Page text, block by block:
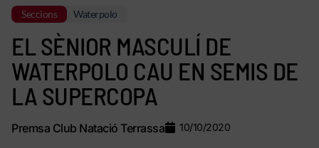
Seccions Waterpolo
EL SÈNIOR MASCULÍ DE
WATERPOLO CAU EN SEMIS DE
LA SUPERCOPA
Premsa Club Natació Terrassa 10/10/2020